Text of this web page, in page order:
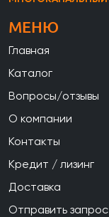
МЕНЮ
Главная
Каталог
Вопросы/отзывы
О компании
Контакты
Кредит / лизинг
Доставка
Отправить запрос